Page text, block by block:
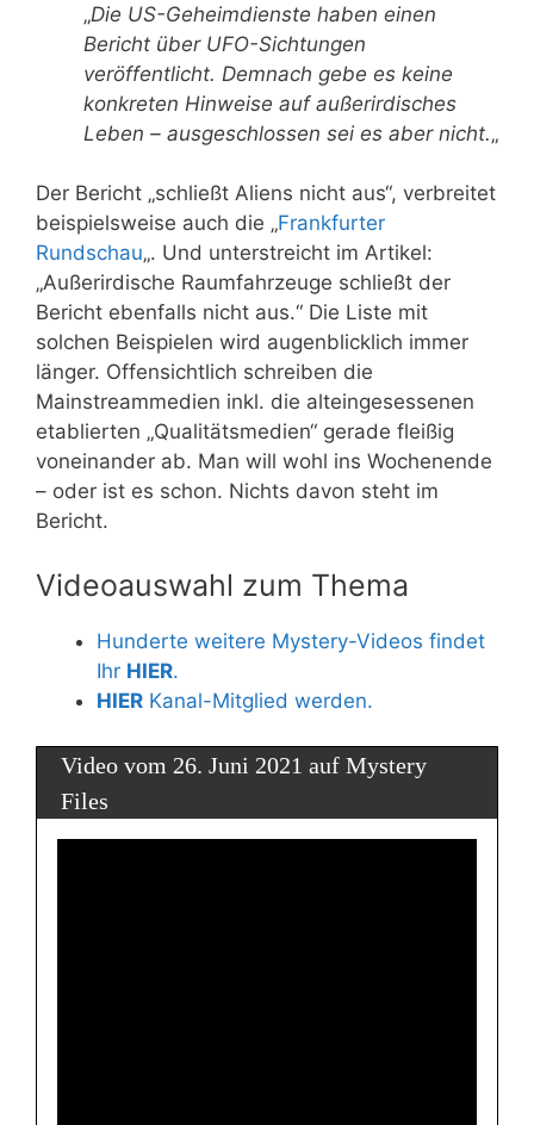
„Die US-Geheimdienste haben einen
Bericht über UFO-Sichtungen
veröffentlicht. Demnach gebe es keine
konkreten Hinweise auf außerirdisches
Leben – ausgeschlossen sei es aber nicht.„
Der Bericht „schließt Aliens nicht aus“, verbreitet
beispielsweise auch die „Frankfurter
Rundschau„. Und unterstreicht im Artikel:
„Außerirdische Raumfahrzeuge schließt der
Bericht ebenfalls nicht aus.“ Die Liste mit
solchen Beispielen wird augenblicklich immer
länger. Offensichtlich schreiben die
Mainstreammedien inkl. die alteingesessenen
etablierten „Qualitätsmedien“ gerade fleißig
voneinander ab. Man will wohl ins Wochenende
– oder ist es schon. Nichts davon steht im
Bericht.
Videoauswahl zum Thema
Hunderte weitere Mystery-Videos findet
Ihr HIER.
HIER Kanal-Mitglied werden.
Video vom 26. Juni 2021 auf Mystery
Files